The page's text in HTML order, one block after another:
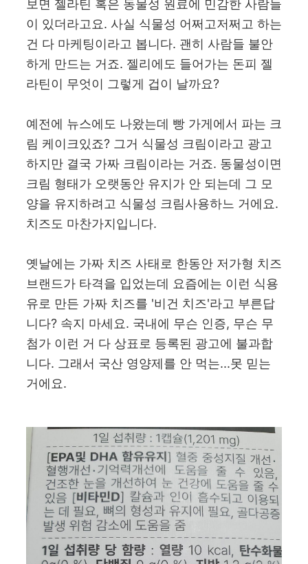
보면 젤라틴 혹은 동물성 원료에 민감한 사람들
이 있더라고요. 사실 식물성 어쩌고저쩌고 하는
건 다 마케팅이라고 봅니다. 괜히 사람들 불안
하게 만드는 거죠. 젤리에도 들어가는 돈피 젤
라틴이 무엇이 그렇게 겁이 날까요?
예전에 뉴스에도 나왔는데 빵 가게에서 파는 크
림 케이크있죠? 그거 식물성 크림이라고 광고
하지만 결국 가짜 크림이라는 거죠. 동물성이면
크림 형태가 오랫동안 유지가 안 되는데 그 모
양을 유지하려고 식물성 크림사용하느 거에요.
치즈도 마찬가지입니다.
옛날에는 가짜 치즈 사태로 한동안 저가형 치즈
브랜드가 타격을 입었는데 요즘에는 이런 식용
유로 만든 가짜 치즈를 '비건 치즈'라고 부른답
니다? 속지 마세요. 국내에 무슨 인증, 무슨 무
첨가 이런 거 다 상표로 등록된 광고에 불과합
니다. 그래서 국산 영양제를 안 먹는...못 믿는
거에요.